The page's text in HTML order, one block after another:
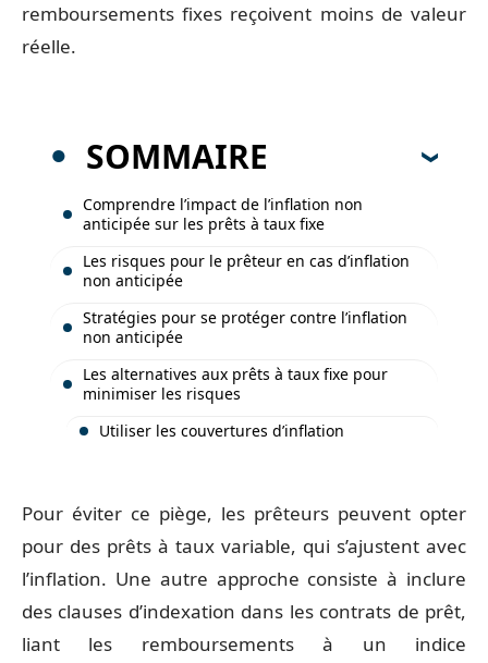
remboursements fixes reçoivent moins de valeur
réelle.
SOMMAIRE
Comprendre l’impact de l’inflation non
anticipée sur les prêts à taux fixe
Les risques pour le prêteur en cas d’inflation
non anticipée
Stratégies pour se protéger contre l’inflation
non anticipée
Les alternatives aux prêts à taux fixe pour
minimiser les risques
Utiliser les couvertures d’inflation
Pour éviter ce piège, les prêteurs peuvent opter
pour des prêts à taux variable, qui s’ajustent avec
l’inflation. Une autre approche consiste à inclure
des clauses d’indexation dans les contrats de prêt,
liant les remboursements à un indice